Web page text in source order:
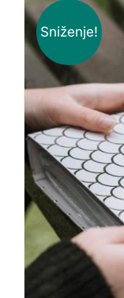
Sniženje!